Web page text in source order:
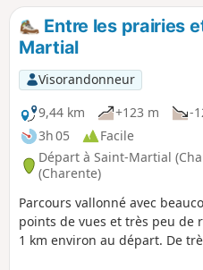
Entre les prairies
Martial
Visorandonneur
9,44 km
+123 m
-
3h 05
Facile
Départ à Saint-Martial
(Charente)
Parcours vallonné avec
points de vues et très peu de
1 km environ au départ. De